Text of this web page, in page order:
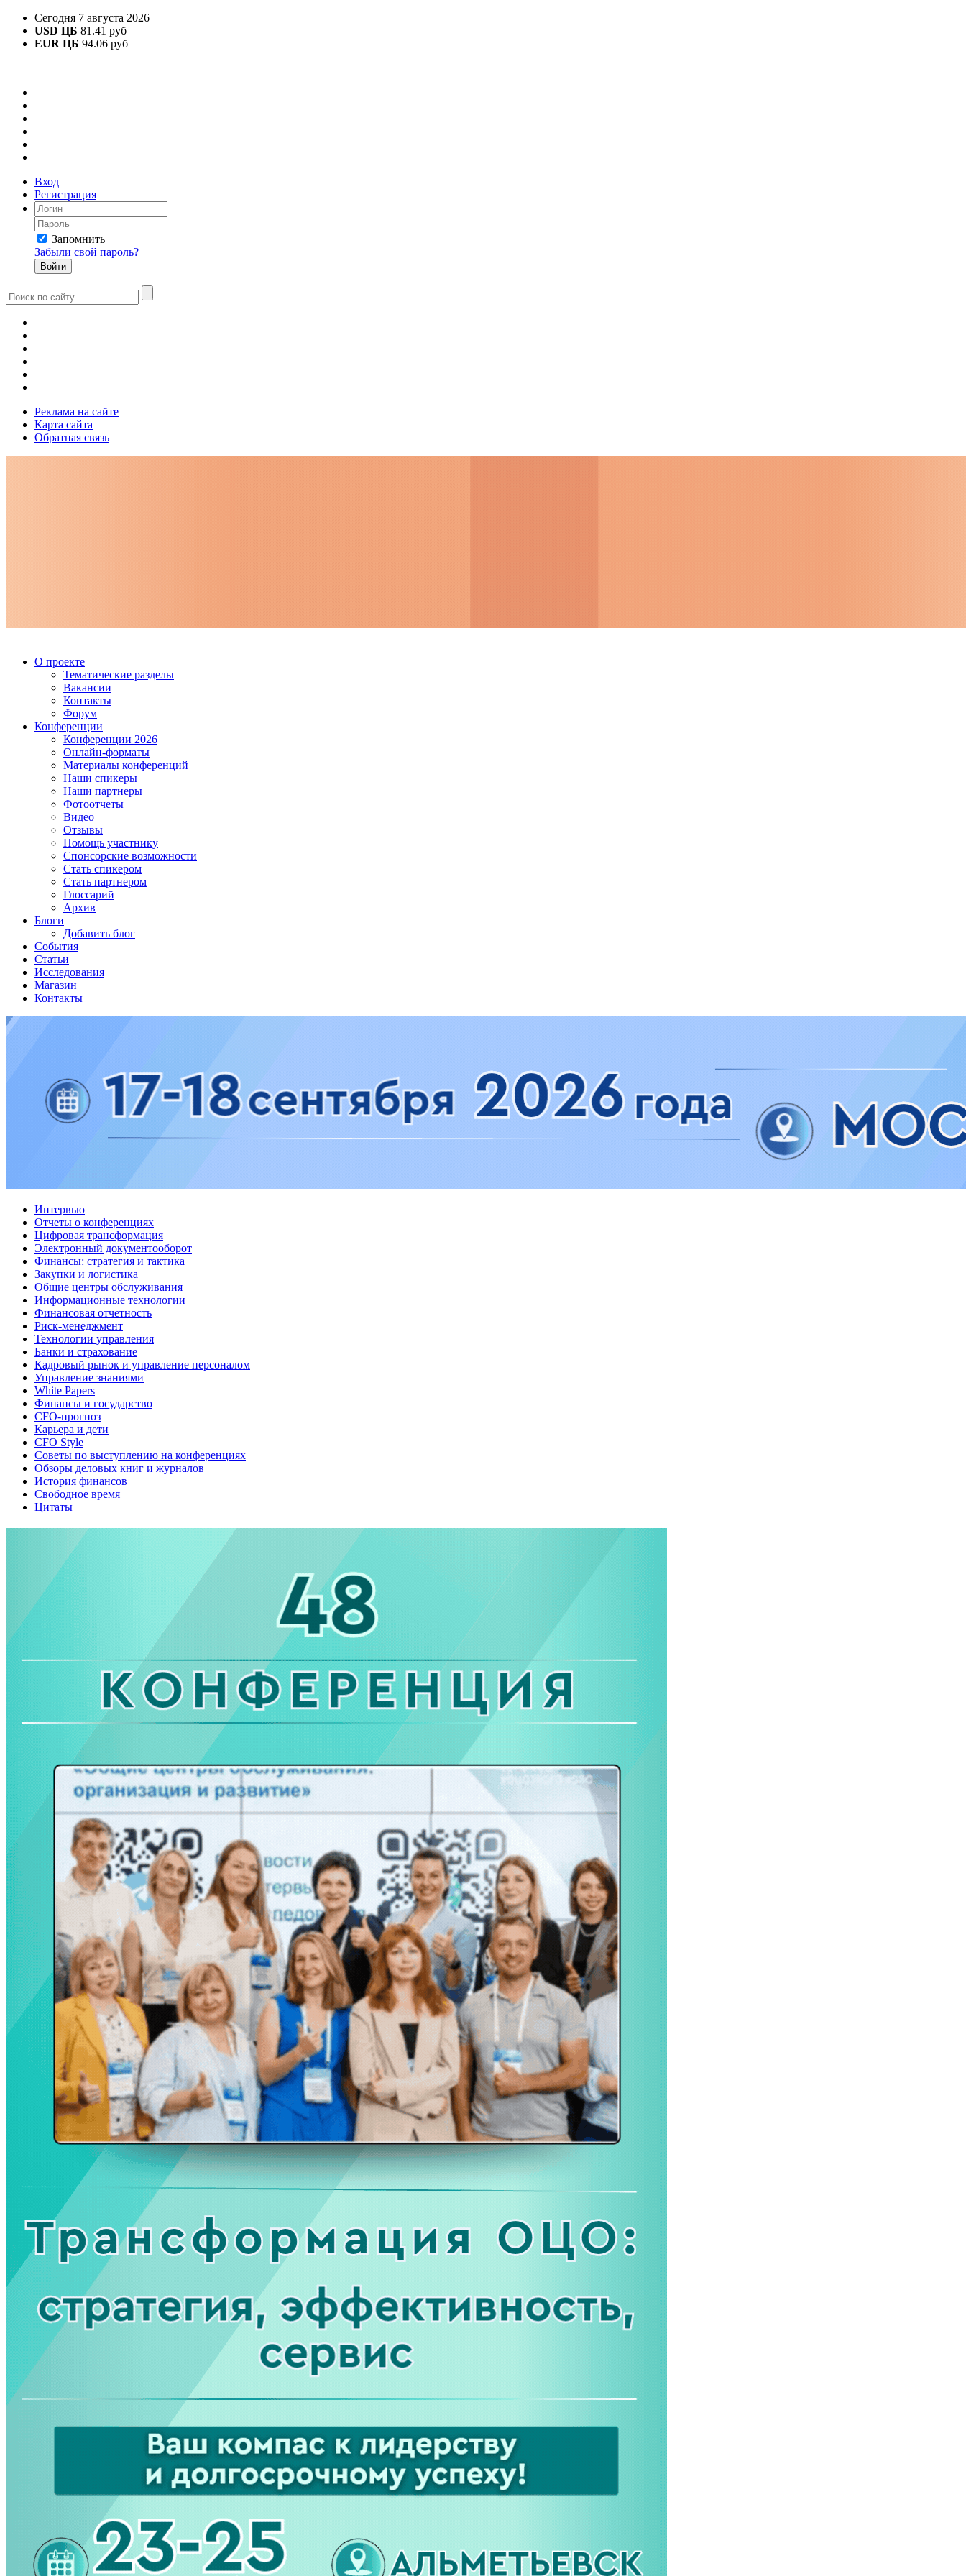
Сегодня 7 августа 2026
USD ЦБ 81.41 руб
EUR ЦБ 94.06 руб
Вход
Регистрация
Запомнить
Забыли свой пароль?
Реклама на сайте
Карта сайта
Обратная связь
О проекте
Тематические разделы
Вакансии
Контакты
Форум
Конференции
Конференции 2026
Онлайн-форматы
Материалы конференций
Наши спикеры
Наши партнеры
Фотоотчеты
Видео
Отзывы
Помощь участнику
Спонсорские возможности
Стать спикером
Стать партнером
Глоссарий
Архив
Блоги
Добавить блог
События
Статьи
Исследования
Магазин
Контакты
Интервью
Отчеты о конференциях
Цифровая трансформация
Электронный документооборот
Финансы: стратегия и тактика
Закупки и логистика
Общие центры обслуживания
Информационные технологии
Финансовая отчетность
Риск-менеджмент
Технологии управления
Банки и страхование
Кадровый рынок и управление персоналом
Управление знаниями
White Papers
Финансы и государство
CFO-прогноз
Карьера и дети
CFO Style
Советы по выступлению на конференциях
Обзоры деловых книг и журналов
История финансов
Свободное время
Цитаты